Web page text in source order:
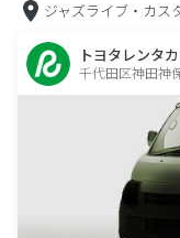
ジャズライブ・カス
トヨタレンタ
千代田区神田神